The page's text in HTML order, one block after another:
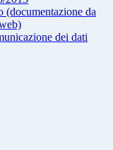
(documentazione da
dei dati